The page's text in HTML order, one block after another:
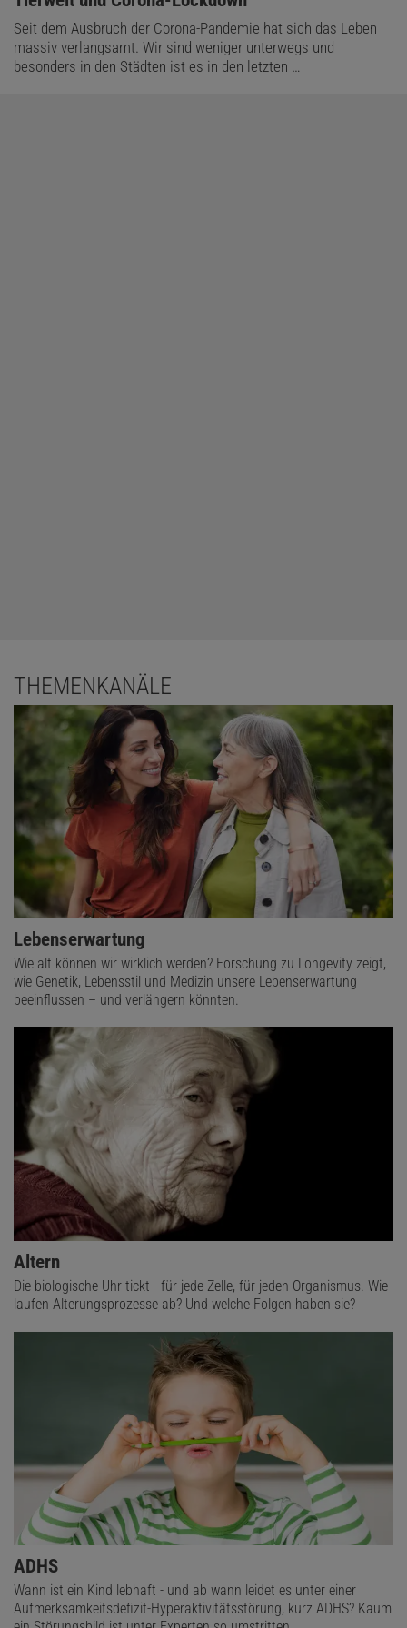
Seit dem Ausbruch der Corona-Pandemie hat sich das Leben
massiv verlangsamt. Wir sind weniger unterwegs und
besonders in den Städten ist es in den letzten …
THEMENKANÄLE
Lebenserwartung
Wie alt können wir wirklich werden? Forschung zu Longevity zeigt,
wie Genetik, Lebensstil und Medizin unsere Lebenserwartung
beeinflussen – und verlängern könnten.
Altern
Die biologische Uhr tickt - für jede Zelle, für jeden Organismus. Wie
laufen Alterungsprozesse ab? Und welche Folgen haben sie?
ADHS
Wann ist ein Kind lebhaft - und ab wann leidet es unter einer
Aufmerksamkeitsdefizit-Hyperaktivitätsstörung, kurz ADHS? Kaum